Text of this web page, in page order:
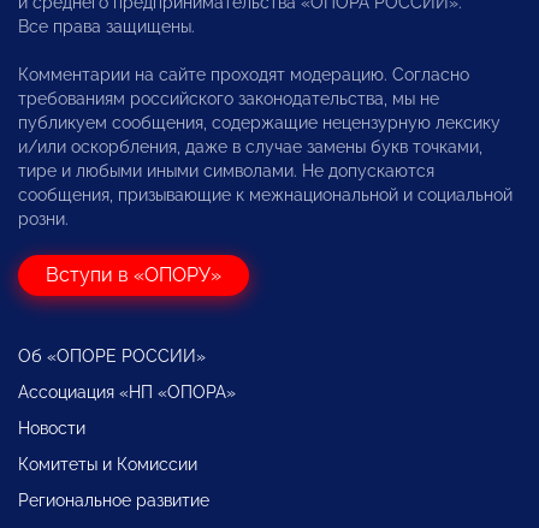
Все права защищены.
Комментарии на сайте проходят модерацию. Согласно
требованиям российского законодательства, мы не
публикуем сообщения, содержащие нецензурную лексику
и/или оскорбления, даже в случае замены букв точками,
тире и любыми иными символами. Не допускаются
сообщения, призывающие к межнациональной и социальной
розни.
Вступи в «ОПОРУ»
Об «ОПОРЕ РОССИИ»
Ассоциация «НП «ОПОРА»
Новости
Комитеты и Комиссии
Региональное развитие